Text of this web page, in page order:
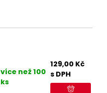
více než 100
ks
129,00 Kč
s DPH